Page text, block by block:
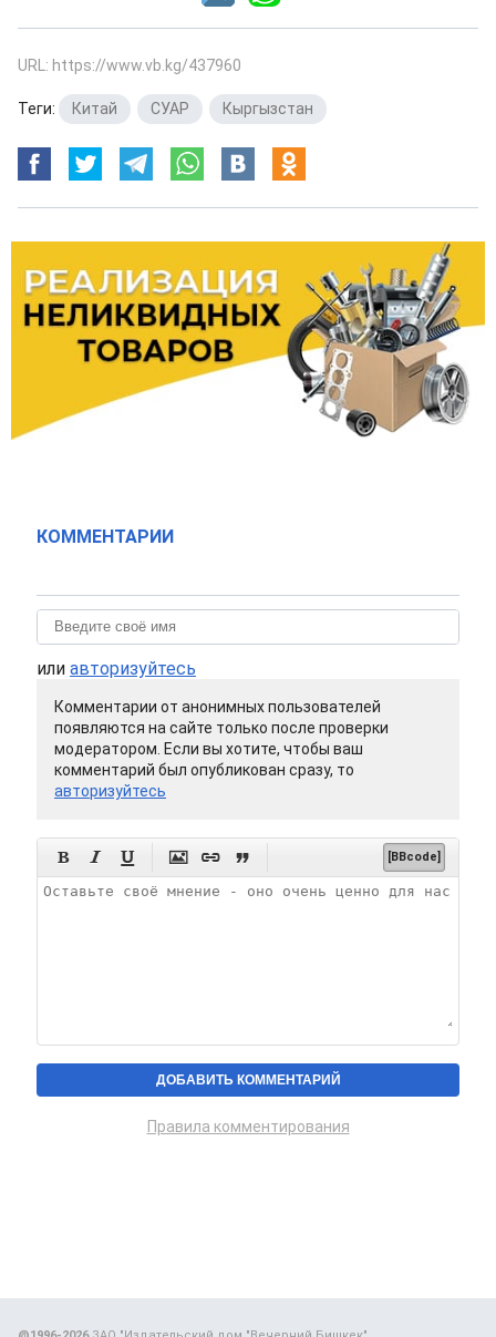
URL: https://www.vb.kg/437960
Теги: Китай СУАР Кыргызстан
КОММЕНТАРИИ
или авторизуйтесь
Комментарии от анонимных пользователей
появляются на сайте только после проверки
модератором. Если вы хотите, чтобы ваш
комментарий был опубликован сразу, то
авторизуйтесь
      [BBcode]
Правила комментирования